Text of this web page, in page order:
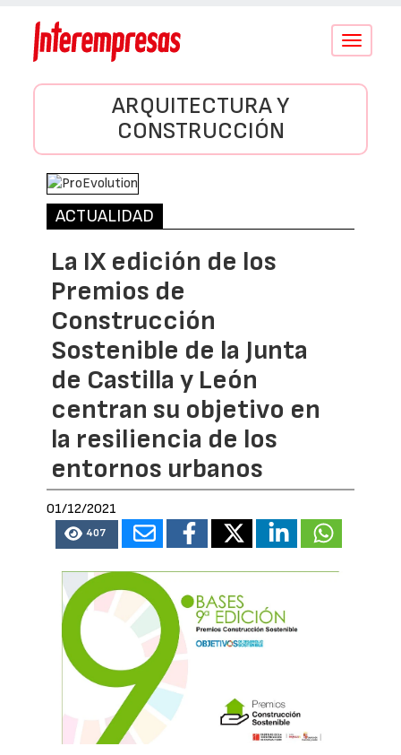
Conmutar
ARQUITECTURA Y
CONSTRUCCIÓN
ACTUALIDAD
La IX edición de los
Premios de
Construcción
Sostenible de la Junta
de Castilla y León
centran su objetivo en
la resiliencia de los
entornos urbanos
01/12/2021
407